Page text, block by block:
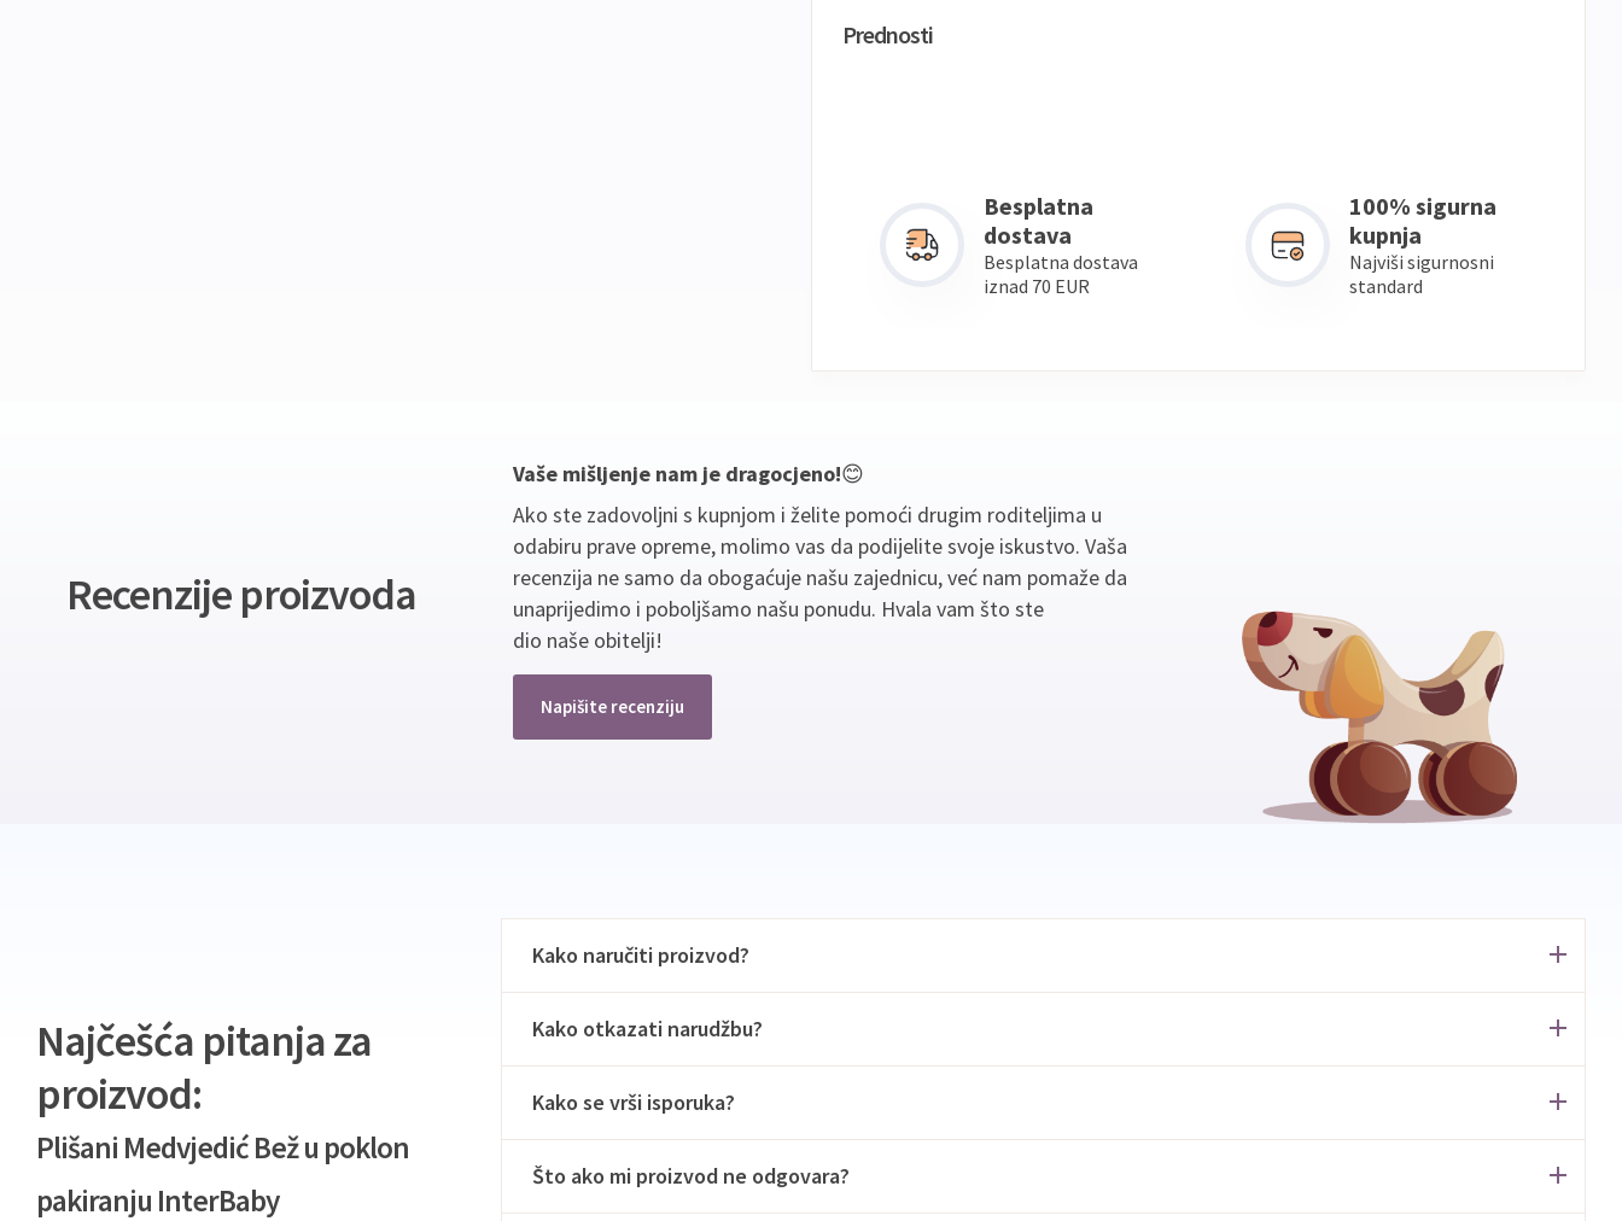
Prednosti
Besplatna
dostava
Besplatna dostava
iznad 70 EUR
100% sigurna
kupnja
Najviši sigurnosni
standard
Recenzije proizvoda
Vaše mišljenje nam je dragocjeno!😊
Ako ste zadovoljni s kupnjom i želite pomoći drugim roditeljima u
odabiru prave opreme, molimo vas da podijelite svoje iskustvo. Vaša
recenzija ne samo da obogaćuje našu zajednicu, već nam pomaže da
unaprijedimo i poboljšamo našu ponudu. Hvala vam što ste
dio naše obitelji!
Napišite recenziju
Najčešća pitanja za
proizvod:
Plišani Medvjedić Bež u poklon
pakiranju InterBaby
Kako naručiti proizvod?
Kako otkazati narudžbu?
Kako se vrši isporuka?
Što ako mi proizvod ne odgovara?